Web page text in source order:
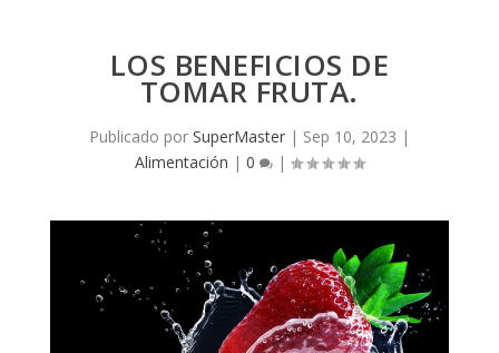
LOS BENEFICIOS DE
TOMAR FRUTA.
Publicado por SuperMaster| Sep 10, 2023 |
Alimentación | 0 |